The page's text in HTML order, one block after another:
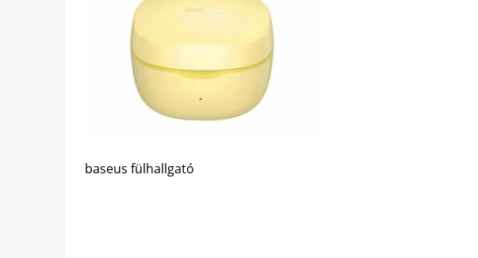
baseus fülhallgató